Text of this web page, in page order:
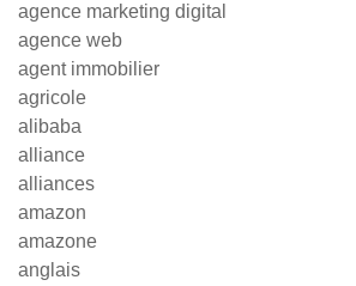
agence marketing digital
agence web
agent immobilier
agricole
alibaba
alliance
alliances
amazon
amazone
anglais